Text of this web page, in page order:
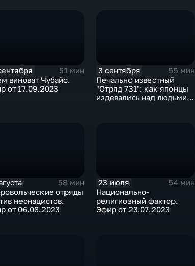
51 мин
виноват Чубайс.
от 17.09.2023
3 сентября
55 мин
Печально известный
"Отряд 731": как японцы
издевались над людьми.
58 мин
отряды
неонацистов.
от 06.08.2023
23 июля
54 мин
Национально-
религиозный фактор.
Эфир от 23.07.2023